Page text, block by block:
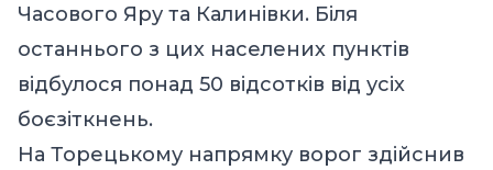
Часового Яру та Калинівки. Біля
останнього з цих населених пунктів
відбулося понад 50 відсотків від усіх
боєзіткнень.
На Торецькому напрямку ворог здійснив